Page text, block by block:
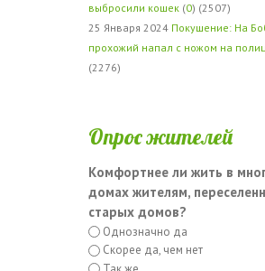
выбросили кошек (0) (2507)
25 Января 2024 Покушение: На
прохожий напал с ножом на
(2276)
Опрос жителей
Комфортнее ли жить в
домах жителям,
старых домов?
Однозначно да
Скорее да, чем нет